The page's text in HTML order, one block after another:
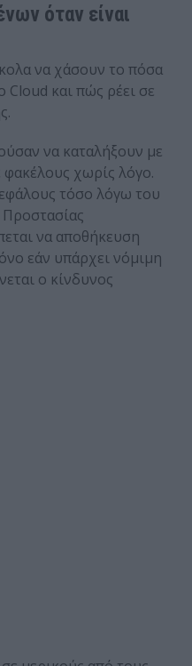
όταν είναι
να χάσουν το πόσα
και πώς ρέει σε
να καταλήξουν με
χωρίς λόγο.
τόσο λόγω του
Προστασίας
να αποθήκευση
εάν υπάρχει νόμιμη
ο κίνδυνος